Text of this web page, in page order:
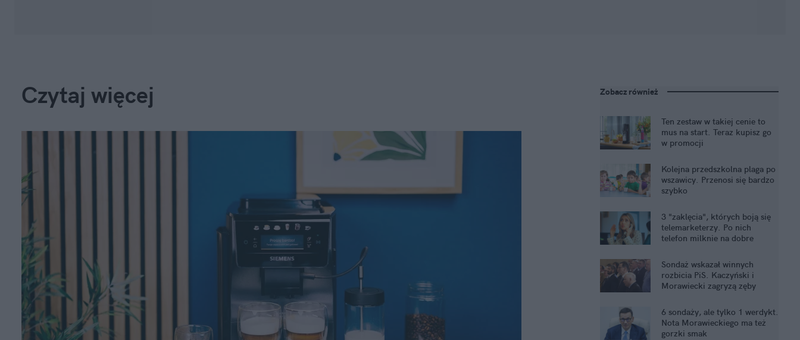
Zobacz również
Ten zestaw w takiej cenie to
mus na start. Teraz kupisz go
w promocji
Kolejna przedszkolna plaga po
wszawicy. Przenosi się bardzo
szybko
3 "zaklęcia", których boją się
telemarketerzy. Po nich
telefon milknie na dobre
Sondaż wskazał winnych
rozbicia PiS. Kaczyński i
Morawiecki zagryzą zęby
6 sondaży, ale tylko 1 werdykt.
Nota Morawieckiego ma też
gorzki smak
Czytaj więcej